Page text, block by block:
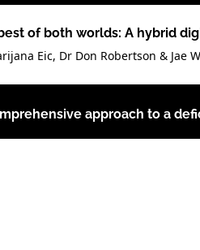
of both worlds: A hybrid
Eic, Dr Don Robertson & Jae
approach to a